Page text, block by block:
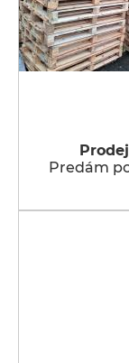
Predám